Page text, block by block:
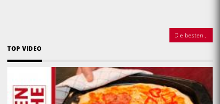
Die besten...
TOP VIDEO